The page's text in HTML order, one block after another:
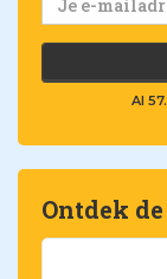
Al
Ontdek